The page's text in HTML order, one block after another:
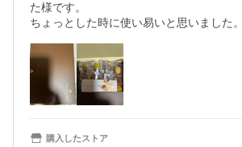
た様です。
ちょっとした時に使い易いと思いました。
購入したストア